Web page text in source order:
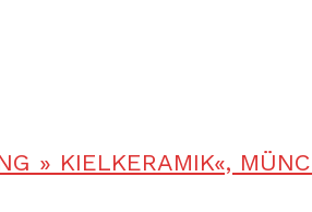
» KIELKERAMIK«,